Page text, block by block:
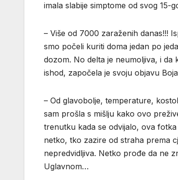
imala slabije simptome od svog 15-
– Više od 7000 zaraženih danas!!!
smo počeli kuriti doma jedan po
dozom. No delta je neumoljiva, i da
ishod, započela je svoju objavu
– Od glavobolje, temperature,
sam prošla s mišlju kako ovo
trenutku kada se odvijalo, ova
netko, tko zazire od straha prema
nepredvidljiva. Netko prođe da ne
Uglavnom…